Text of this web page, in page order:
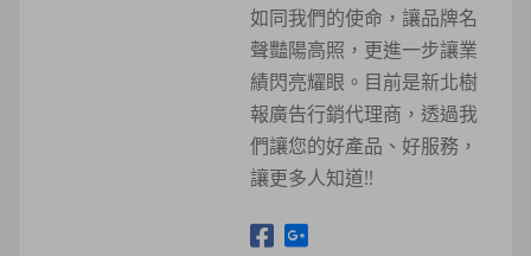
如同我們的使命，讓品牌名
聲豔陽高照，更進一步讓業
績閃亮耀眼。目前是新北樹
報廣告行銷代理商，透過我
們讓您的好產品、好服務，
讓更多人知道!!